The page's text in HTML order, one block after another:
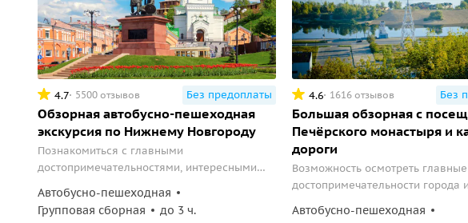
4.7 5500 отзывов Без предоплаты
Обзорная автобусно-пешеходная
экскурсия по Нижнему Новгороду
Познакомиться с главными
достопримечательностями, интересными
ориентироваться в городе.
Автобусно-пешеходная
Групповая сборная
до 3 ч.
4.6 1616 отзывов Без
Большая обзорная с
Печёрского монастыря и
дороги
Возможность осмотреть главные
достопримечательности города
канатной дороге, любуясь
Автобусно-пешеходная